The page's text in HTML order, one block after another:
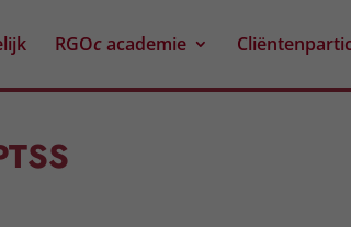
RGOcacademie